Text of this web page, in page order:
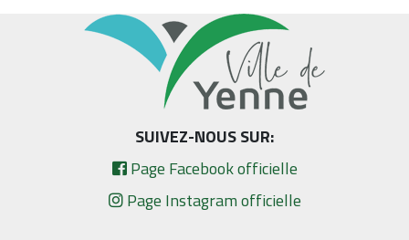
SUIVEZ-NOUS SUR:
Page Facebook officielle
Page Instagram officielle